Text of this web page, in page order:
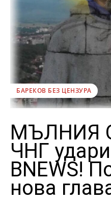
БАРЕКОВ БЕЗ ЦЕНЗУРА
МЪЛНИЯ
ЧНГ
BNEWS!
нова